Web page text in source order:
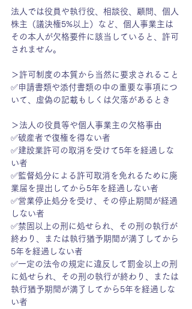
法人では役員や執行役、相談役、顧問、個人
株主（議決権5%以上）など、個人事業主は
その本人が欠格要件に該当していると、許可
されません。
＞許可制度の本質から当然に要求されること
✅申請書類や添付書類の中の重要な事項につ
いて、虚偽の記載もしくは欠落があるとき
＞法人の役員等や個人事業主の欠格事由
✅破産者で復権を得ない者
✅建設業許可の取消を受けて5年を経過しな
い者
✅監督処分による許可取消を免れるために廃
業届を提出してから5年を経過しない者
✅営業停止処分を受け、その停止期間が経過
しない者
✅禁固以上の刑に処せられ、その刑の執行が
終わり、または執行猶予期間が満了してから
5年を経過しない者
✅一定の法令の規定に違反して罰金以上の刑
に処せられ、その刑の執行が終わり、または
執行猶予期間が満了してから5年を経過しな
い者